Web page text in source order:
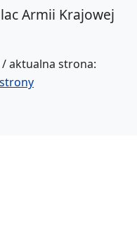
Armii Krajowej
/ aktualna strona: